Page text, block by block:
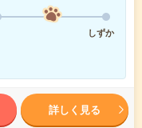
しずか
詳しく見る